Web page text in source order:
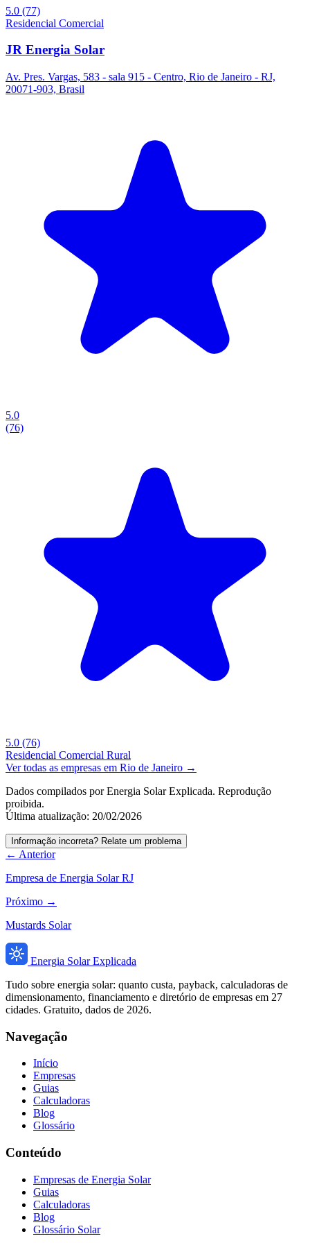
5.0 (77)
Residencial Comercial
JR Energia Solar
Av. Pres. Vargas, 583 - sala 915 - Centro, Rio de Janeiro - RJ,
20071-903, Brasil
5.0
(76)
5.0 (76)
Residencial Comercial Rural
Ver todas as empresas em Rio de Janeiro →
Dados compilados por Energia Solar Explicada. Reprodução
proibida.
Última atualização: 20/02/2026
Informação incorreta? Relate um problema
← Anterior
Empresa de Energia Solar RJ
Próximo →
Mustards Solar
Energia Solar Explicada
Tudo sobre energia solar: quanto custa, payback, calculadoras de
dimensionamento, financiamento e diretório de empresas em 27
cidades. Gratuito, dados de 2026.
Navegação
Início
Empresas
Guias
Calculadoras
Blog
Glossário
Conteúdo
Empresas de Energia Solar
Guias
Calculadoras
Blog
Glossário Solar